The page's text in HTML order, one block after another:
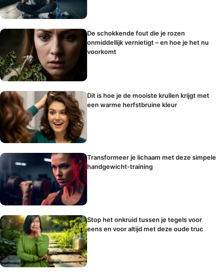
De schokkende fout die je rozen
onmiddellijk vernietigt – en hoe je het nu
voorkomt
Dit is hoe je de mooiste krullen krijgt met
een warme herfstbruine kleur
Transformeer je lichaam met deze simpele
handgewicht-training
Stop het onkruid tussen je tegels voor
eens en voor altijd met deze oude truc